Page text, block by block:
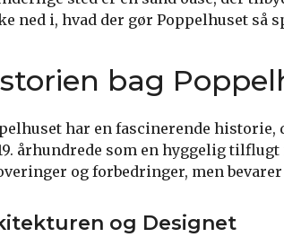
ned i, hvad der gør Poppelhuset så
bag
har en fascinerende
århundrede som en hyggelig
og forbedringer, men
og Designet